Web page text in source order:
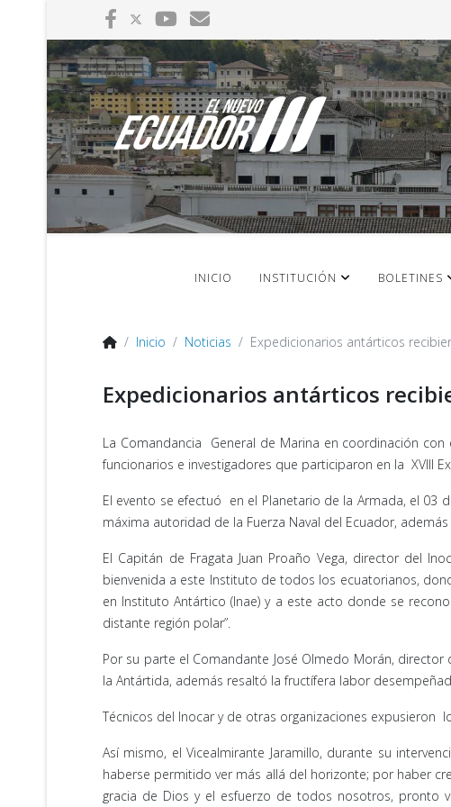
INICIO INSTITUCIÓN BOLETINES
Inicio Noticias Expedicionarios antárticos
Expedicionarios antárticos
La Comandancia General de Marina en coordinación
funcionarios e investigadores que participaron en la
El evento se efectuó en el Planetario de la Armada, el 03
máxima autoridad de la Fuerza Naval del Ecuador,
El Capitán de Fragata Juan Proaño Vega, director del
bienvenida a este Instituto de todos los ecuatorianos,
en Instituto Antártico (Inae) y a este acto donde se
distante región polar”.
Por su parte el Comandante José Olmedo Morán,
la Antártida, además resaltó la fructífera labor
Técnicos del Inocar y de otras organizaciones expusieron
Así mismo, el Vicealmirante Jaramillo, durante su
haberse permitido ver más allá del horizonte; por haber
gracia de Dios y el esfuerzo de todos nosotros, pronto